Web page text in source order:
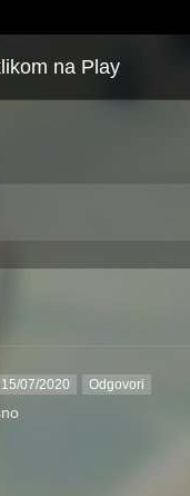
na Play
15/07/2020 Odgovori